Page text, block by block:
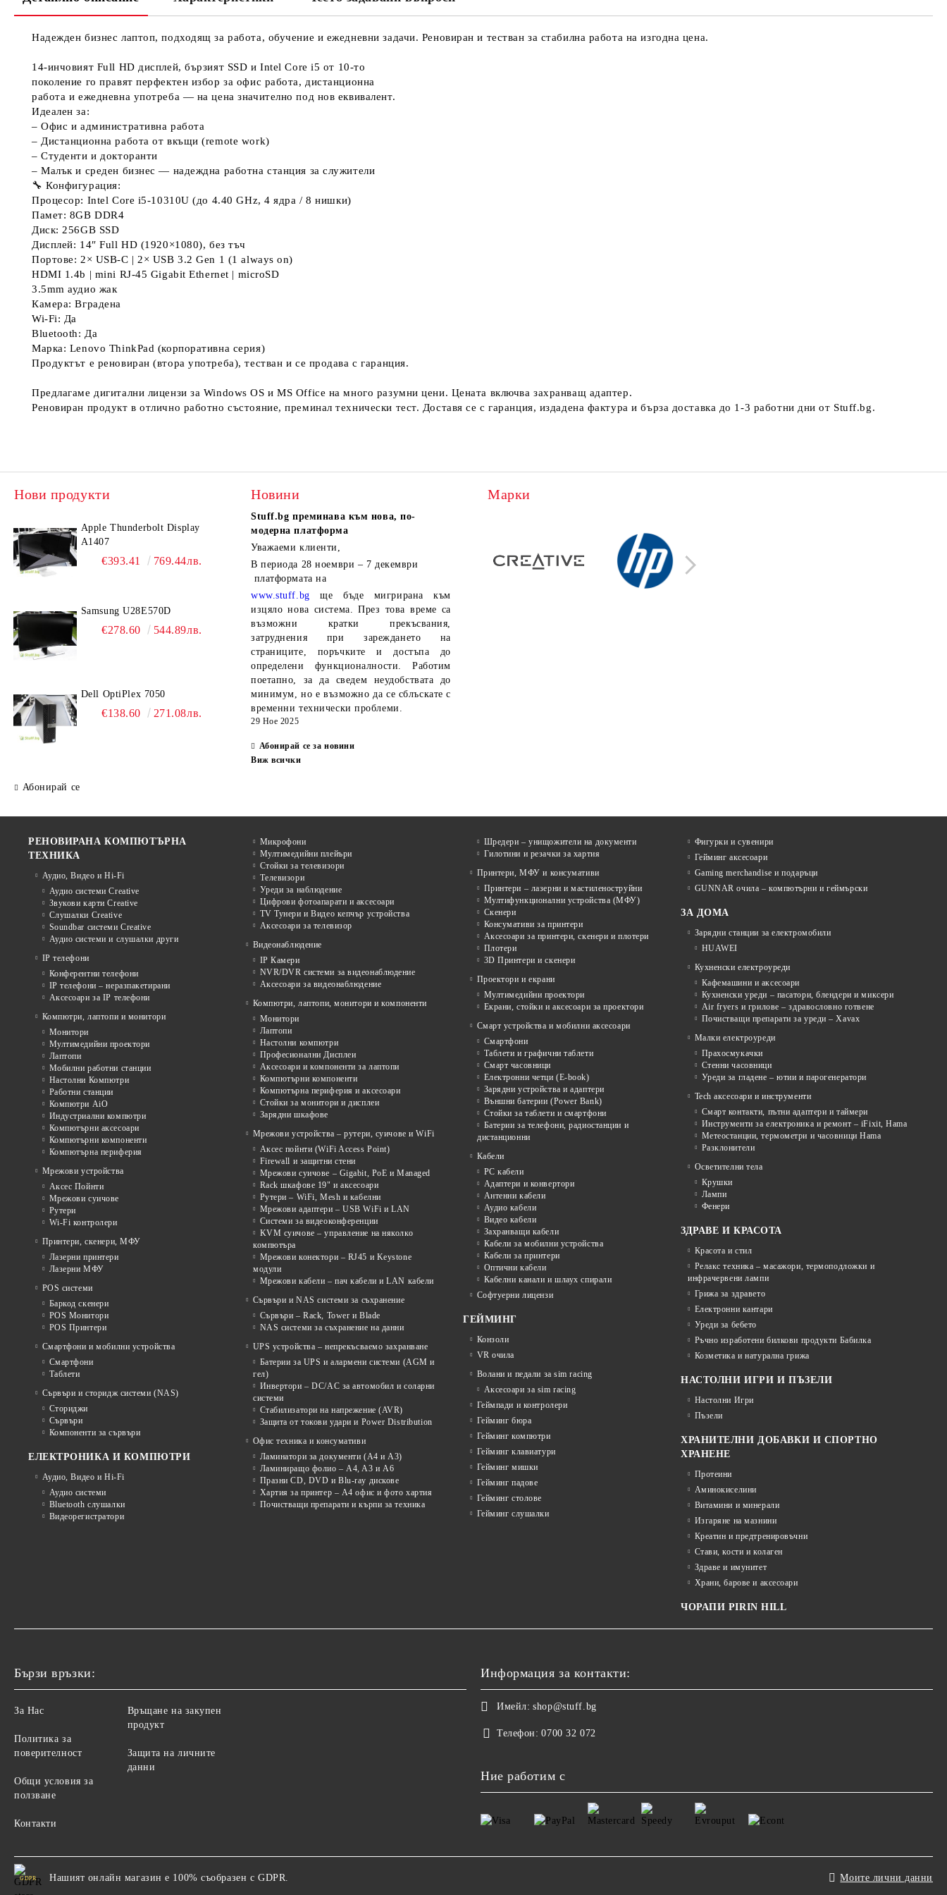
Надежден бизнес лаптоп, подходящ за работа, обучение и ежедневни задачи. Реновиран и тестван за стабилна работа на изгодна цена.
14-инчовият Full HD дисплей, бързият SSD и Intel Core i5 от 10-то
поколение го правят перфектен избор за офис работа, дистанционна
работа и ежедневна употреба — на цена значително под нов еквивалент.
Идеален за:
– Офис и административна работа
– Дистанционна работа от вкъщи (remote work)
– Студенти и докторанти
– Малък и среден бизнес — надеждна работна станция за служители
🔧 Конфигурация:
Процесор: Intel Core i5-10310U (до 4.40 GHz, 4 ядра / 8 нишки)
Памет: 8GB DDR4
Диск: 256GB SSD
Дисплей: 14″ Full HD (1920×1080), без тъч
Портове: 2× USB-C | 2× USB 3.2 Gen 1 (1 always on)
HDMI 1.4b | mini RJ-45 Gigabit Ethernet | microSD
3.5mm аудио жак
Камера: Вградена
Wi-Fi: Да
Bluetooth: Да
Марка: Lenovo ThinkPad (корпоративна серия)
Продуктът е реновиран (втора употреба), тестван и се продава с гаранция.
Предлагаме дигитални лицензи за Windows OS и MS Office на много разумни цени. Цената включва захранващ адаптер.
Реновиран продукт в отлично работно състояние, преминал технически тест. Доставя се с гаранция, издадена фактура и бърза доставка до 1-3 работни дни от Stuff.bg.
Нови продукти
Apple Thunderbolt Display
A1407
€393.41 769.44лв.
Samsung U28E570D
€278.60 544.89лв.
Dell OptiPlex 7050
€138.60 271.08лв.
Абонирай се
Новини
Stuff.bg преминава към нова, по-
модерна платформа
Уважаеми клиенти,
В периода 28 ноември – 7 декември
платформата на
www.stuff.bg ще бъде мигрирана към
изцяло нова система. През това време са
възможни кратки прекъсвания,
затруднения при зареждането на
страниците, поръчките и достъпа до
определени функционалности. Работим
поетапно, за да сведем неудобствата до
минимум, но е възможно да се сблъскате с
временни технически проблеми.
29 Ное 2025
Абонирай се за новини
Виж всички
Марки
РЕНОВИРАНА КОМПЮТЪРНА
ТЕХНИКА
Аудио, Видео и Hi-Fi
Аудио системи Creative
Звукови карти Creative
Слушалки Creative
Soundbar системи Creative
Аудио системи и слушалки други
IP телефони
Конферентни телефони
IP телефони – неразпакетирани
Аксесоари за IP телефони
Компютри, лаптопи и монитори
Монитори
Мултимедийни проектори
Лаптопи
Мобилни работни станции
Настолни Компютри
Работни станции
Компютри AiO
Индустриални компютри
Компютърни аксесоари
Компютърни компоненти
Компютърна периферия
Мрежови устройства
Аксес Пойнти
Мрежови суичове
Рутери
Wi-Fi контролери
Принтери, скенери, МФУ
Лазерни принтери
Лазерни МФУ
POS системи
Баркод скенери
POS Монитори
POS Принтери
Смартфони и мобилни устройства
Смартфони
Таблети
Сървъри и сторидж системи (NAS)
Сториджи
Сървъри
Компоненти за сървъри
ЕЛЕКТРОНИКА И КОМПЮТРИ
Аудио, Видео и Hi-Fi
Аудио системи
Bluetooth слушалки
Видеорегистратори
Микрофони
Мултимедийни плейъри
Стойки за телевизори
Телевизори
Уреди за наблюдение
Цифрови фотоапарати и аксесоари
TV Тунери и Видео кепчър устройства
Аксесоари за телевизор
Видеонаблюдение
IP Камери
NVR/DVR системи за видеонаблюдение
Аксесоари за видеонаблюдение
Компютри, лаптопи, монитори и компоненти
Монитори
Лаптопи
Настолни компютри
Професионални Дисплеи
Аксесоари и компоненти за лаптопи
Компютърни компоненти
Компютърна периферия и аксесоари
Стойки за монитори и дисплеи
Зарядни шкафове
Мрежови устройства – рутери, суичове и WiFi
Аксес пойнти (WiFi Access Point)
Firewall и защитни стени
Мрежови суичове – Gigabit, PoE и Managed
Rack шкафове 19" и аксесоари
Рутери – WiFi, Mesh и кабелни
Мрежови адаптери – USB WiFi и LAN
Системи за видеоконференции
KVM суичове – управление на няколко
компютъра
Мрежови конектори – RJ45 и Keystone
модули
Мрежови кабели – пач кабели и LAN кабели
Сървъри и NAS системи за съхранение
Сървъри – Rack, Tower и Blade
NAS системи за съхранение на данни
UPS устройства – непрекъсваемо захранване
Батерии за UPS и алармени системи (AGM и
гел)
Инвертори – DC/AC за автомобил и соларни
системи
Стабилизатори на напрежение (AVR)
Защита от токови удари и Power Distribution
Офис техника и консумативи
Ламинатори за документи (A4 и A3)
Ламиниращо фолио – A4, A3 и A6
Празни CD, DVD и Blu-ray дискове
Хартия за принтер – A4 офис и фото хартия
Почистващи препарати и кърпи за техника
Шредери – унищожители на документи
Гилотини и резачки за хартия
Принтери, МФУ и консумативи
Принтери – лазерни и мастиленоструйни
Мултифункционални устройства (МФУ)
Скенери
Консумативи за принтери
Аксесоари за принтери, скенери и плотери
Плотери
3D Принтери и скенери
Проектори и екрани
Мултимедийни проектори
Екрани, стойки и аксесоари за проектори
Смарт устройства и мобилни аксесоари
Смартфони
Таблети и графични таблети
Смарт часовници
Електронни четци (E-book)
Зарядни устройства и адаптери
Външни батерии (Power Bank)
Стойки за таблети и смартфони
Батерии за телефони, радиостанции и
дистанционни
Кабели
PC кабели
Адаптери и конвертори
Антенни кабели
Аудио кабели
Видео кабели
Захранващи кабели
Кабели за мобилни устройства
Кабели за принтери
Оптични кабели
Кабелни канали и шлаух спирали
Софтуерни лицензи
ГЕЙМИНГ
Конзоли
VR очила
Волани и педали за sim racing
Аксесоари за sim racing
Геймпади и контролери
Гейминг бюра
Гейминг компютри
Гейминг клавиатури
Гейминг мишки
Гейминг падове
Гейминг столове
Гейминг слушалки
Фигурки и сувенири
Гейминг аксесоари
Gaming merchandise и подаръци
GUNNAR очила – компютърни и геймърски
ЗА ДОМА
Зарядни станции за електромобили
HUAWEI
Кухненски електроуреди
Кафемашини и аксесоари
Кухненски уреди – пасатори, блендери и миксери
Air fryers и грилове – здравословно готвене
Почистващи препарати за уреди – Xavax
Малки електроуреди
Прахосмукачки
Стенни часовници
Уреди за гладене – ютии и парогенератори
Tech аксесоари и инструменти
Смарт контакти, пътни адаптери и таймери
Инструменти за електроника и ремонт – iFixit, Hama
Метеостанции, термометри и часовници Hama
Разклонители
Осветителни тела
Крушки
Лампи
Фенери
ЗДРАВЕ И КРАСОТА
Красота и стил
Релакс техника – масажори, термоподложки и
инфрачервени лампи
Грижа за здравето
Електронни кантари
Уреди за бебето
Ръчно изработени билкови продукти Бабилка
Козметика и натурална грижа
НАСТОЛНИ ИГРИ И ПЪЗЕЛИ
Настолни Игри
Пъзели
ХРАНИТЕЛНИ ДОБАВКИ И СПОРТНО
ХРАНЕНЕ
Протеини
Аминокиселини
Витамини и минерали
Изгаряне на мазнини
Креатин и предтренировъчни
Стави, кости и колаген
Здраве и имунитет
Храни, барове и аксесоари
ЧОРАПИ PIRIN HILL
Бързи връзки:
За Нас
Политика за
поверителност
Общи условия за
ползване
Контакти
Връщане на закупен
продукт
Защита на личните
данни
Информация за контакти:
Имейл: shop@stuff.bg
Телефон: 0700 32 072
Ние работим с
GDPR Нашият онлайн магазин е 100% съобразен с GDPR. Моите лични данни